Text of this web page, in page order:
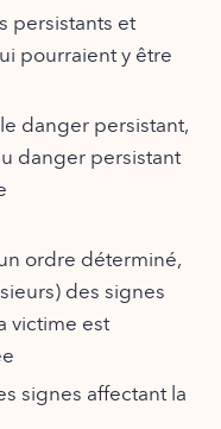
persistants et
pourraient y être
danger persistant,
danger persistant
ordre déterminé,
des signes
victime est
signes affectant la